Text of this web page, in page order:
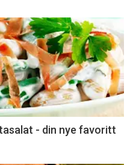
- din nye favoritt